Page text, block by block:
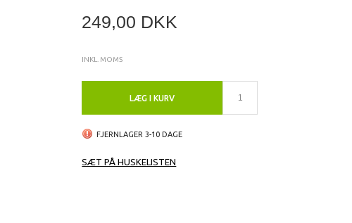
249,00 DKK
INKL. MOMS
LÆG I KURV
FJERNLAGER 3-10 DAGE
SÆT PÅ HUSKELISTEN